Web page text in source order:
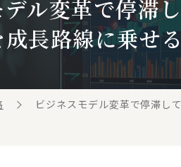
新規
M&A
グル
ガバ
マー
申込
配信
過去
経営
経営
経営
人事
会社
トッ
コン
レイ
ニュ
メデ
ル変革で停滞
長路線に乗せ
ビジネスモデル変革で停滞し